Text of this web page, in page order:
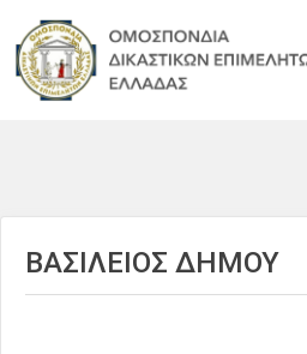
ΒΑΣΙΛΕΙΟΣ ΔΗΜΟΥ